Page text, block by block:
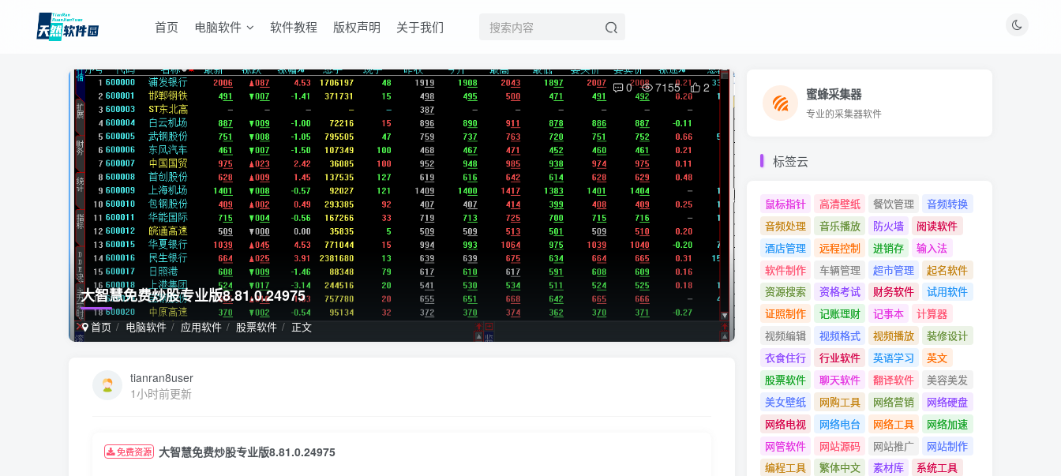
首页 电脑软件 软件教程 版权声明 关于我们
大智慧免费炒股专业版8.81.0.24975
首页 电脑软件 应用软件 股票软件 正文
0 7155 2
tianran8user
1小时前更新
免费资源 大智慧免费炒股专业版8.81.0.24975
蜜蜂采集器
专业的采集器软件
蜜蜂采集器
专业的采集器软件
标签云
鼠标指针 高清壁纸 餐饮管理
音频转换
音频处理
音乐播放 防火墙
阅读软件
酒店管理
远程控制 进销存
输入法
软件制作
车辆管理 超市管理
起名软件
资源搜索
资格考试 财务软件
试用软件
证照制作
记账理财 记事本
计算器
视频编辑
视频格式 视频播放
装修设计
衣食住行
行业软件 英语学习
英文
股票软件
聊天软件 翻译软件
美容美发
美女壁纸
网购工具 网络营销
网络硬盘
网络电视
网络电台 网络工具
网络加速
网管软件
网站源码 网站推广
网站制作
编程工具
繁体中文 素材库
系统工具